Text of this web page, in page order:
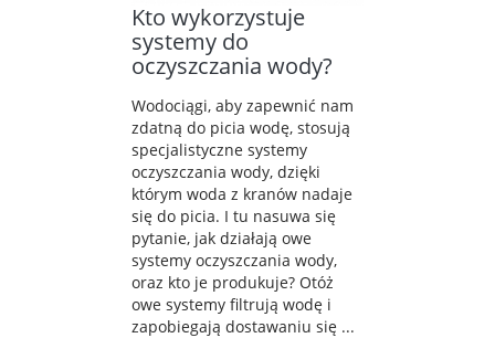
Kto wykorzystuje
systemy do
oczyszczania wody?
Wodociągi, aby zapewnić nam
zdatną do picia wodę, stosują
specjalistyczne systemy
oczyszczania wody, dzięki
którym woda z kranów nadaje
się do picia. I tu nasuwa się
pytanie, jak działają owe
systemy oczyszczania wody,
oraz kto je produkuje? Otóż
owe systemy filtrują wodę i
zapobiegają dostawaniu się ...